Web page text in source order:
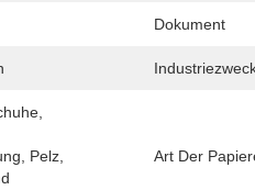
Dokument
Pelz,
Art Der